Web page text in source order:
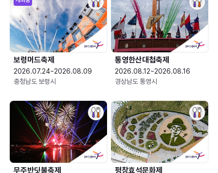
보령머드축제
2026.07.24~2026.08.09
충청남도 보령시
통영한산대첩축제
2026.08.12~2026.08.16
경상남도 통영시
무주반딧불축제 평창효석문화제